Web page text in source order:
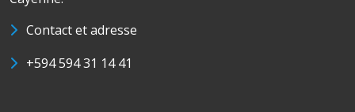
Contact et adresse
+594 594 31 14 41